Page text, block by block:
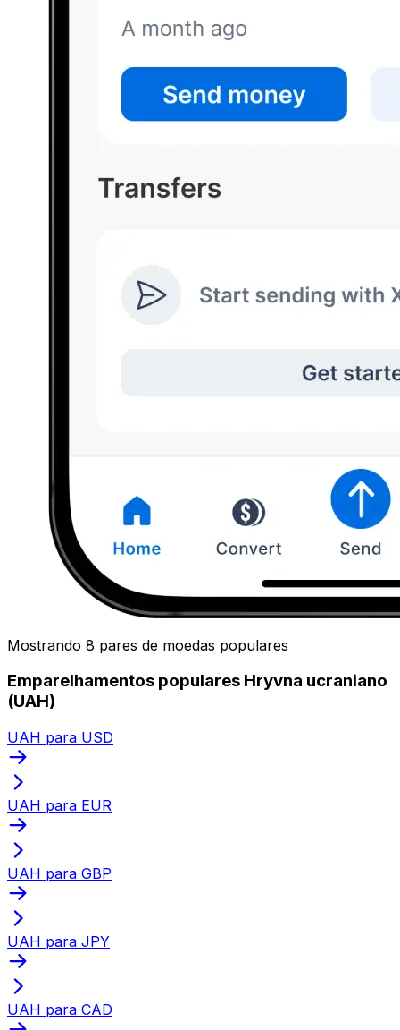
Mostrando 8 pares de moedas populares
Emparelhamentos populares Hryvna ucraniano
(UAH)
UAH para USD
UAH para EUR
UAH para GBP
UAH para JPY
UAH para CAD